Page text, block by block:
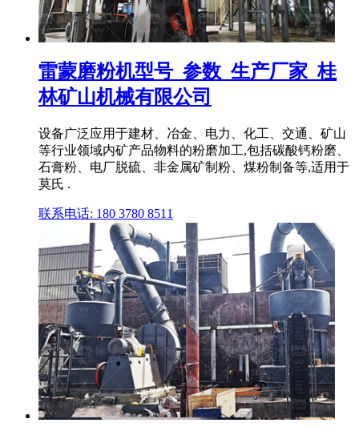
雷蒙磨粉机型号_参数_生产厂家_桂
林矿山机械有限公司
设备广泛应用于建材、冶金、电力、化工、交通、矿山
等行业领域内矿产品物料的粉磨加工,包括碳酸钙粉磨、
石膏粉、电厂脱硫、非金属矿制粉、煤粉制备等,适用于
莫氏 .
联系电话: 180 3780 8511